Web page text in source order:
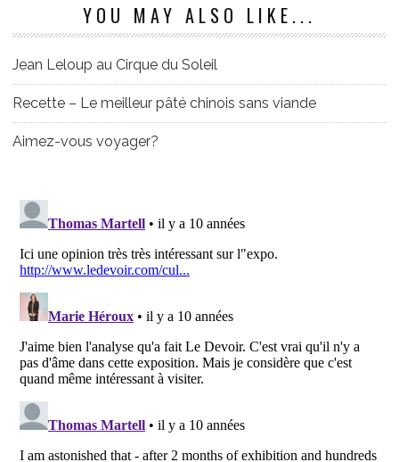
YOU MAY ALSO LIKE...
Jean Leloup au Cirque du Soleil
Recette – Le meilleur pâté chinois sans viande
Aimez-vous voyager?